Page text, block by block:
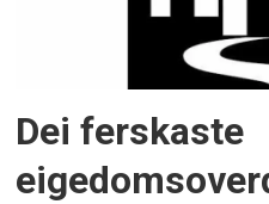
Dei ferskaste